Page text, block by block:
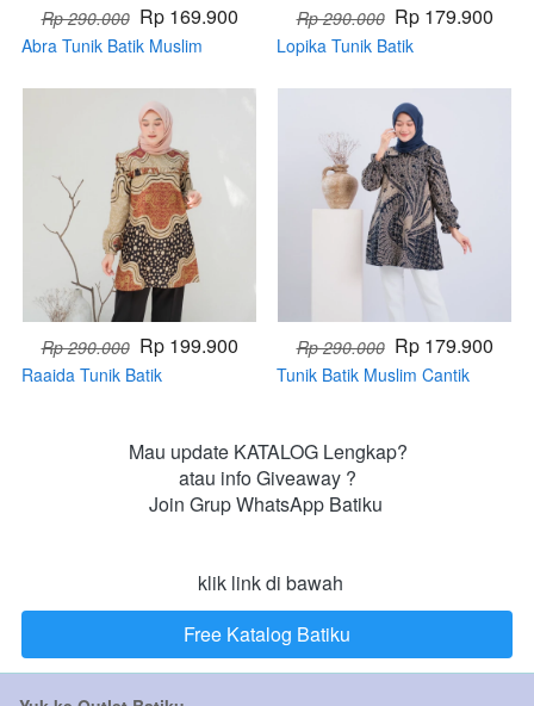
Rp 290.000 Rp 169.900
Abra Tunik Batik Muslim
Rp 290.000 Rp 179.900
Lopika Tunik Batik
Rp 290.000 Rp 199.900
Raaida Tunik Batik
Rp 290.000 Rp 179.900
Tunik Batik Muslim Cantik
Mau update KATALOG Lengkap?
atau info Giveaway ?
Join Grup WhatsApp Batiku
klik link di bawah
`Free Katalog Batiku